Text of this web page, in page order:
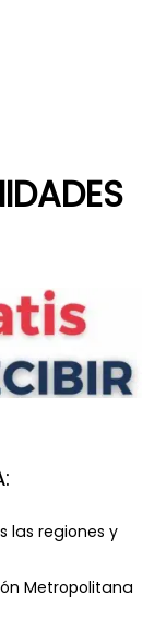
las regiones y
Metropolitana